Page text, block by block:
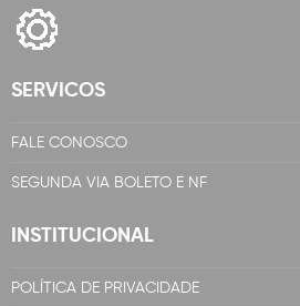
SERVICOS
FALE CONOSCO
SEGUNDA VIA BOLETO E NF
INSTITUCIONAL
POLÍTICA DE PRIVACIDADE